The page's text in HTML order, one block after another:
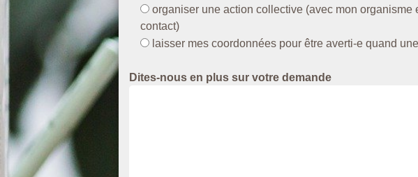
organiser une action collective (avec mon organisme
contact)
laisser mes coordonnées pour être averti-e quand
Dites-nous en plus sur votre demande